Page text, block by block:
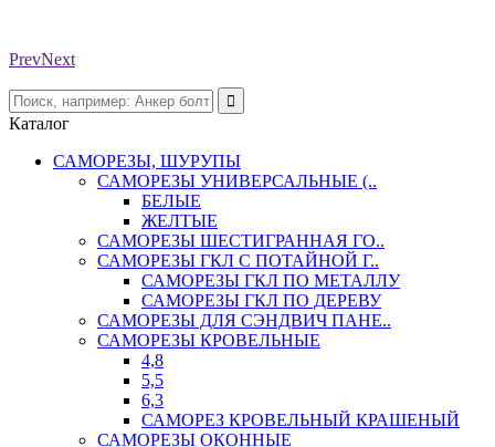
PrevNext
Каталог
САМОРЕЗЫ, ШУРУПЫ
САМОРЕЗЫ УНИВЕРСАЛЬНЫЕ (..
БЕЛЫЕ
ЖЕЛТЫЕ
САМОРЕЗЫ ШЕСТИГРАННАЯ ГО..
САМОРЕЗЫ ГКЛ С ПОТАЙНОЙ Г..
САМОРЕЗЫ ГКЛ ПО МЕТАЛЛУ
САМОРЕЗЫ ГКЛ ПО ДЕРЕВУ
САМОРЕЗЫ ДЛЯ СЭНДВИЧ ПАНЕ..
САМОРЕЗЫ КРОВЕЛЬНЫЕ
4,8
5,5
6,3
САМОРЕЗ КРОВЕЛЬНЫЙ КРАШЕНЫЙ
САМОРЕЗЫ ОКОННЫЕ